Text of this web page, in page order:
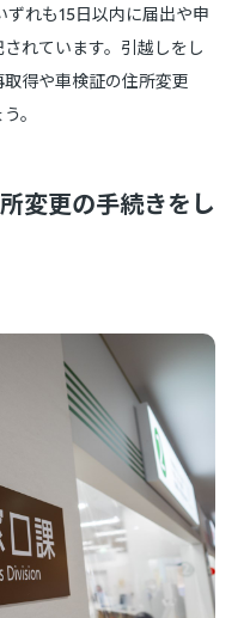
れも15日以内に届出や申
れています。引越しをし
得や車検証の住所変更
。
変更の手続きをし